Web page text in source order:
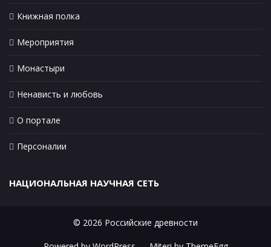
Книжная полка
Мероприятия
Монастыри
Ненависть и любовь
О портале
Персоналии
НАЦИОНАЛЬНАЯ НАУЧНАЯ СЕТЬ
© 2026 Российские древности